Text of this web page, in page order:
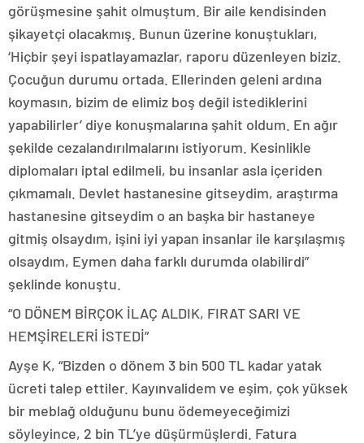
görüşmesine şahit olmuştum. Bir aile kendisinden
şikayetçi olacakmış. Bunun üzerine konuştukları,
‘Hiçbir şeyi ispatlayamazlar, raporu düzenleyen biziz.
Çocuğun durumu ortada. Ellerinden geleni ardına
koymasın, bizim de elimiz boş değil istediklerini
yapabilirler’ diye konuşmalarına şahit oldum. En ağır
şekilde cezalandırılmalarını istiyorum. Kesinlikle
diplomaları iptal edilmeli, bu insanlar asla içeriden
çıkmamalı. Devlet hastanesine gitseydim, araştırma
hastanesine gitseydim o an başka bir hastaneye
gitmiş olsaydım, işini iyi yapan insanlar ile karşılaşmış
olsaydım, Eymen daha farklı durumda olabilirdi”
şeklinde konuştu.
“O DÖNEM BİRÇOK İLAÇ ALDIK, FIRAT SARI VE
HEMŞİRELERİ İSTEDİ”
Ayşe K, “Bizden o dönem 3 bin 500 TL kadar yatak
ücreti talep ettiler. Kayınvalidem ve eşim, çok yüksek
bir meblağ olduğunu bunu ödemeyeceğimizi
söyleyince, 2 bin TL’ye düşürmüşlerdi. Fatura